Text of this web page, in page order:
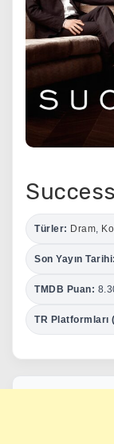
Türler: Dram
Son Yayın Tarihi:
TMDB Puan:
TR Platformları